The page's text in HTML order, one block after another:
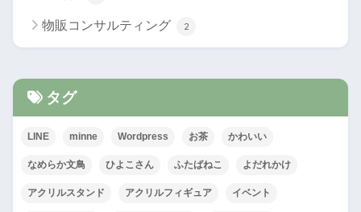
物販コンサルティング 2
タグ
LINE minne Wordpress お茶 かわいい
なめらか文鳥 ひよこさん ふたばねこ よだれかけ
アクリルスタンド アクリルフィギュア イベント